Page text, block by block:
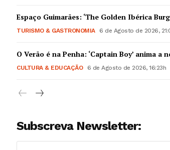
Espaço Guimarães: ‘The Golden Ibérica
TURISMO & GASTRONOMIA 6 de Agosto de 2026,
O Verão é na Penha: ‘Captain Boy’ anima a
CULTURA & EDUCAÇÃO 6 de Agosto de 2026, 16:23h
Subscreva Newsletter: